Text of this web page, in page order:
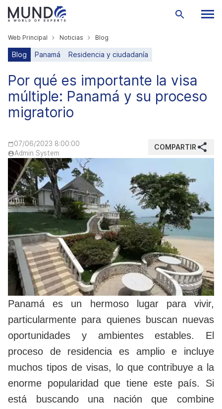
Web Principal Noticias Blog
Blog Panamá Residencia y ciudadanía
Por qué es importante la visa
múltiple: Panamá y su proceso
migratorio
07/06/2023 8:00:00
Admin System
COMPARTIR
Panamá es un hermoso lugar para vivir,
particularmente para quienes buscan nuevas
oportunidades y ambientes estables. El
proceso de residencia es amplio e incluye
muchos tipos de visas, lo que contribuye a la
enorme popularidad que tiene este país. Si
está buscando una nación que combine